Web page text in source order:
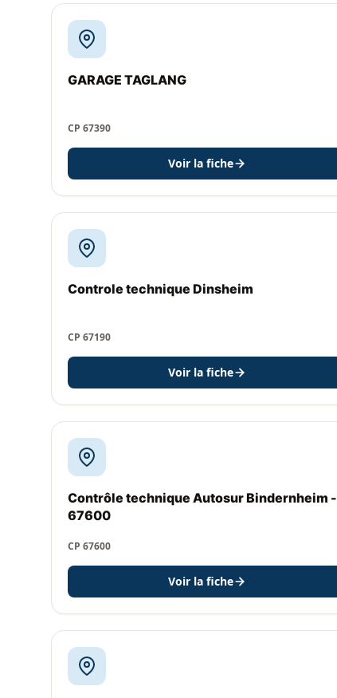
GARAGE TAGLANG
CP 67390
Voir la fiche
Controle technique Dinsheim
CP 67190
Voir la fiche
Contrôle technique Autosur Bindernheim -
67600
CP 67600
Voir la fiche